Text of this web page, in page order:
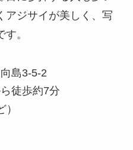
アジサイが美しく、写
。
島3-5-2
徒歩約7分